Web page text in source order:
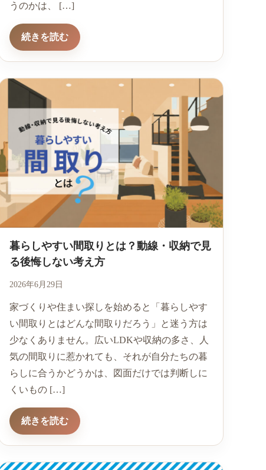
うのかは、 […]
続きを読む
暮らしやすい間取りとは？動線・収納で見
る後悔しない考え方
2026年6月29日
家づくりや住まい探しを始めると「暮らしやす
い間取りとはどんな間取りだろう」と迷う方は
少なくありません。広いLDKや収納の多さ、人
気の間取りに惹かれても、それが自分たちの暮
らしに合うかどうかは、図面だけでは判断しに
くいもの […]
続きを読む